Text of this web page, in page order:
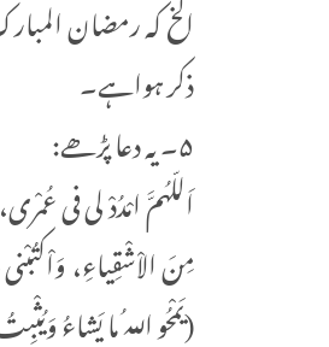
الخ کہ رمضان
ذکر ہواہے۔
۵۔یہ دعا پڑھے:
اَللّـهُمَّ امْدُدْ لی فی
مِنَ الاْشْقِیاءِ،
(يَمْحُو اللهُ ما يَشاءُ